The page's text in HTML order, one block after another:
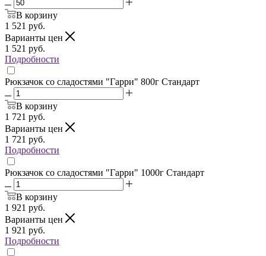
В корзину
1 521 руб.
Варианты цен
1 521 руб.
Подробности
Рюкзачок со сладостями "Гарри" 800г Стандарт
В корзину
1 721 руб.
Варианты цен
1 721 руб.
Подробности
Рюкзачок со сладостями "Гарри" 1000г Стандарт
В корзину
1 921 руб.
Варианты цен
1 921 руб.
Подробности